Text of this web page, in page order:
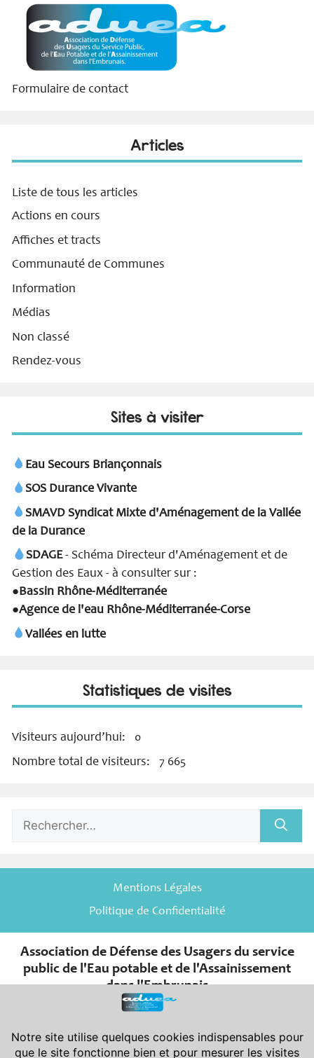
Formulaire de contact
Articles
Liste de tous les articles
Actions en cours
Affiches et tracts
Communauté de Communes
Information
Médias
Non classé
Rendez-vous
Sites à visiter
Eau Secours Briançonnais
SOS Durance Vivante
SMAVD Syndicat Mixte d'Aménagement de la Vallée
de la Durance
SDAGE- Schéma Directeur d'Aménagement et de
Gestion des Eaux - à consulter sur :
●Bassin Rhône-Méditerranée
●Agence de l'eau Rhône-Méditerranée-Corse
Vallées en lutte
Statistiques de visites
Visiteurs aujourd’hui: 0
Nombre total de visiteurs: 7 665
Rechercher :
Mentions Légales
Politique de Confidentialité
Association de Défense des Usagers du service
public de l'Eau potable et de l'Assainissement
dans l'Embrunais
erjuillet 1901 et de son décret d’application
Déclarée en Préfecture des Hautes-Alpes le 08-11-2007 sous le